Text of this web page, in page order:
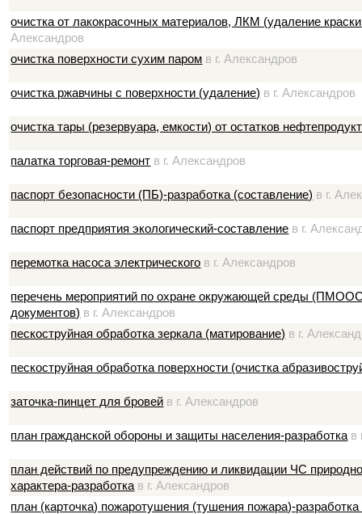
очистка от лакокрасочных материалов, ЛКМ (удаление
Александров
очистка поверхности сухим паром в г. Александров
очистка ржавчины с поверхности (удаление) в г. Александров
очистка тары (резервуара, емкости) от остатков
палатка торговая-ремонт в г. Александров
паспорт безопасности (ПБ)-разработка (составление) в г.
паспорт предприятия экологический-составление в г.
перемотка насоса электрического в г. Александров
перечень мероприятий по охране окружающей среды
документов) в г. Александров
пескоструйная обработка зеркала (матирование) в г.
пескоструйная обработка поверхности (очистка
заточка-пинцет для бровей в г. Александров
план гражданской обороны и защиты населения-разработка в
план действий по предупреждению и ликвидации ЧС
характера-разработка в г. Александров
план (карточка) пожаротушения (тушения пожара)-